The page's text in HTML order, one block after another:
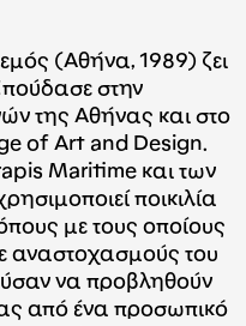
(Αθήνα, 1989) ζει
στην
της Αθήνας και στο
of Art and Design.
Maritime και των
ποικιλία
με τους οποίους
αναστοχασμούς του
να προβληθούν
από ένα προσωπικό